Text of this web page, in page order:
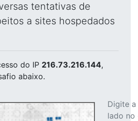
tentativas de
a sites hospedados
do IP 216.73.216.144,
abaixo.
Digite
lado no